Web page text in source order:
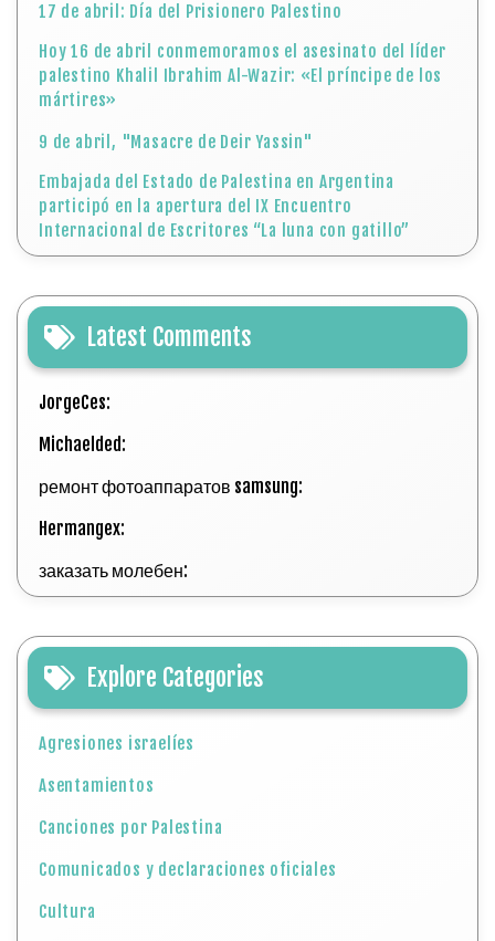
17 de abril: Día del Prisionero Palestino
Hoy 16 de abril conmemoramos el asesinato del líder
palestino Khalil Ibrahim Al-Wazir: «El príncipe de los
mártires»
9 de abril, "Masacre de Deir Yassin"
Embajada del Estado de Palestina en Argentina
participó en la apertura del IX Encuentro
Internacional de Escritores “La luna con gatillo”
Latest Comments
JorgeCes:
Michaelded:
ремонт фотоаппаратов samsung:
Hermangex:
заказать молебен:
Explore Categories
Agresiones israelíes
Asentamientos
Canciones por Palestina
Comunicados y declaraciones oficiales
Cultura